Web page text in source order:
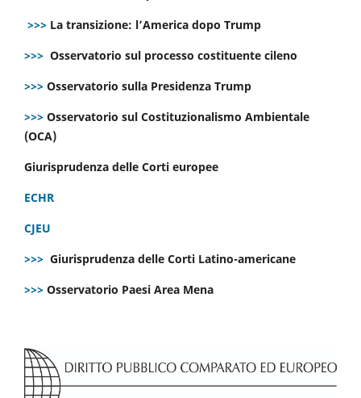
>>> La transizione: l’America dopo Trump
>>> Osservatorio sul processo costituente cileno
>>> Osservatorio sulla Presidenza Trump
>>> Osservatorio sul Costituzionalismo Ambientale
(OCA)
Giurisprudenza delle Corti europee
ECHR
CJEU
>>> Giurisprudenza delle Corti Latino-americane
>>> Osservatorio Paesi Area Mena